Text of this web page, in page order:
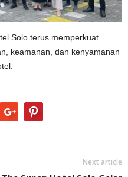
Solo terus memperkuat
keamanan, dan kenyamanan
Next article